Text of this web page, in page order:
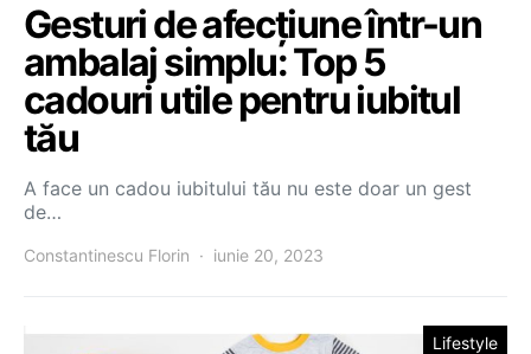
Gesturi de afecțiune într-un
ambalaj simplu: Top 5
cadouri utile pentru iubitul
tău
A face un cadou iubitului tău nu este doar un gest
de…
Constantinescu Florin iunie 20, 2023
Lifestyle